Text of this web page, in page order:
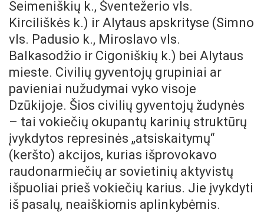
Seimeniškių k., Šventežerio vls.
Kirciliškės k.) ir Alytaus apskrityse (Simno
vls. Padusio k., Miroslavo vls.
Balkasodžio ir Cigoniškių k.) bei Alytaus
mieste. Civilių gyventojų grupiniai ar
pavieniai nužudymai vyko visoje
Dzūkijoje. Šios civilių gyventojų žudynės
– tai vokiečių okupantų karinių struktūrų
įvykdytos represinės „atsiskaitymų“
(keršto) akcijos, kurias išprovokavo
raudonarmiečių ar sovietinių aktyvistų
išpuoliai prieš vokiečių karius. Jie įvykdyti
iš pasalų, neaiškiomis aplinkybėmis.